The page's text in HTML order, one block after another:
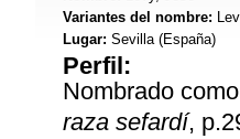
Variantes del nombre:
Lugar: Sevilla (España)
Perfil:
Nombrado
raza sefardí,